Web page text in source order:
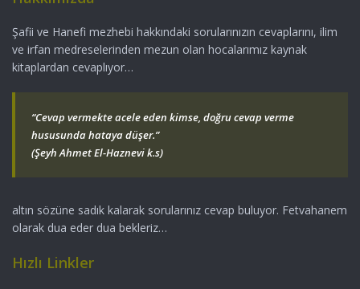
Şafii ve Hanefi mezhebi hakkındaki sorularınızın cevaplarını, ilim
ve irfan medreselerinden mezun olan hocalarımız kaynak
kitaplardan cevaplıyor…
“Cevap vermekte acele eden kimse, doğru cevap verme
hususunda hataya düşer.”
(Şeyh Ahmet El-Haznevi k.s)
altın sözüne sadık kalarak sorularınız cevap buluyor. Fetvahanem
olarak dua eder dua bekleriz…
Hızlı Linkler